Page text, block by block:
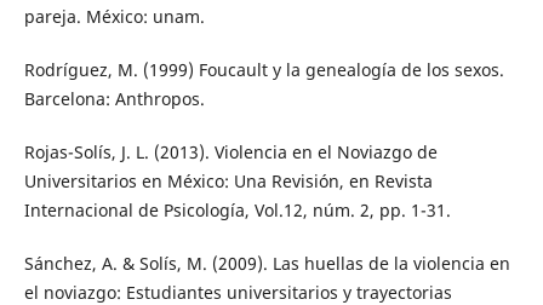
pareja. México: unam.
Rodríguez, M. (1999) Foucault y la genealogía de los sexos.
Barcelona: Anthropos.
Rojas-Solís, J. L. (2013). Violencia en el Noviazgo de
Universitarios en México: Una Revisión, en Revista
Internacional de Psicología, Vol.12, núm. 2, pp. 1-31.
Sánchez, A. & Solís, M. (2009). Las huellas de la violencia en
el noviazgo: Estudiantes universitarios y trayectorias